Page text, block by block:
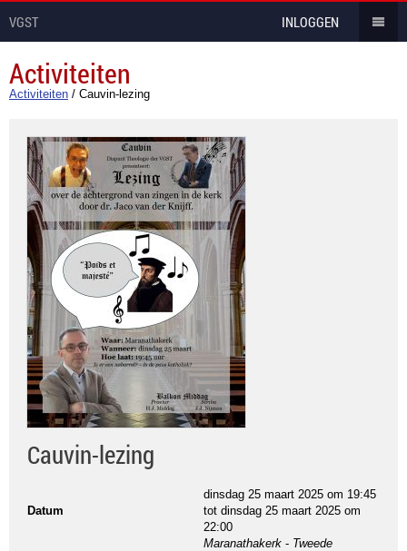
VGST INLOGGEN
Activiteiten
Activiteiten / Cauvin-lezing
Cauvin-lezing
Datum
dinsdag 25 maart 2025 om 19:45
tot dinsdag 25 maart 2025 om
22:00
Maranathakerk - Tweede